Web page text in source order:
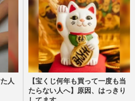
人
【宝くじ何年も買って一度も当
たらない人へ】原因、はっきり